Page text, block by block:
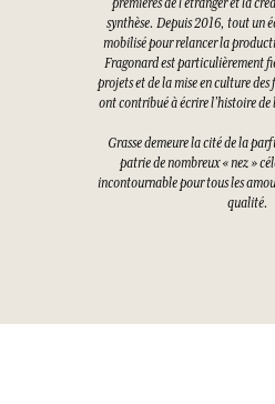
premières de l’étranger et la
synthèse. Depuis 2016, tout un
mobilisé pour relancer la
Fragonard est particulièrement
projets et de la mise en culture
ont contribué à écrire l’histoire
Grasse demeure la cité de la
patrie de nombreux « nez »
incontournable pour tous les
qualité.